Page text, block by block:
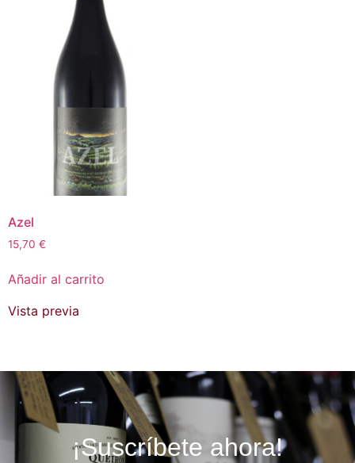
Azel
15,70 €
Añadir al carrito
Vista previa
¡Suscríbete ahora!